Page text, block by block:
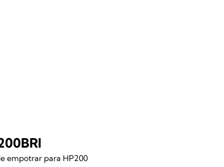
empotrar para HP200